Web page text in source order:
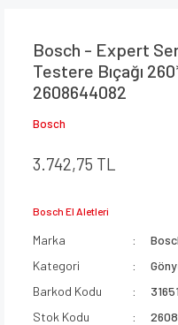
Bosch - Expert
Testere Bıçağı
2608644082
Bosch
3.742,75 TL
Bosch El Aletleri
Marka
Kategori
Barkod Kodu
Stok Kodu